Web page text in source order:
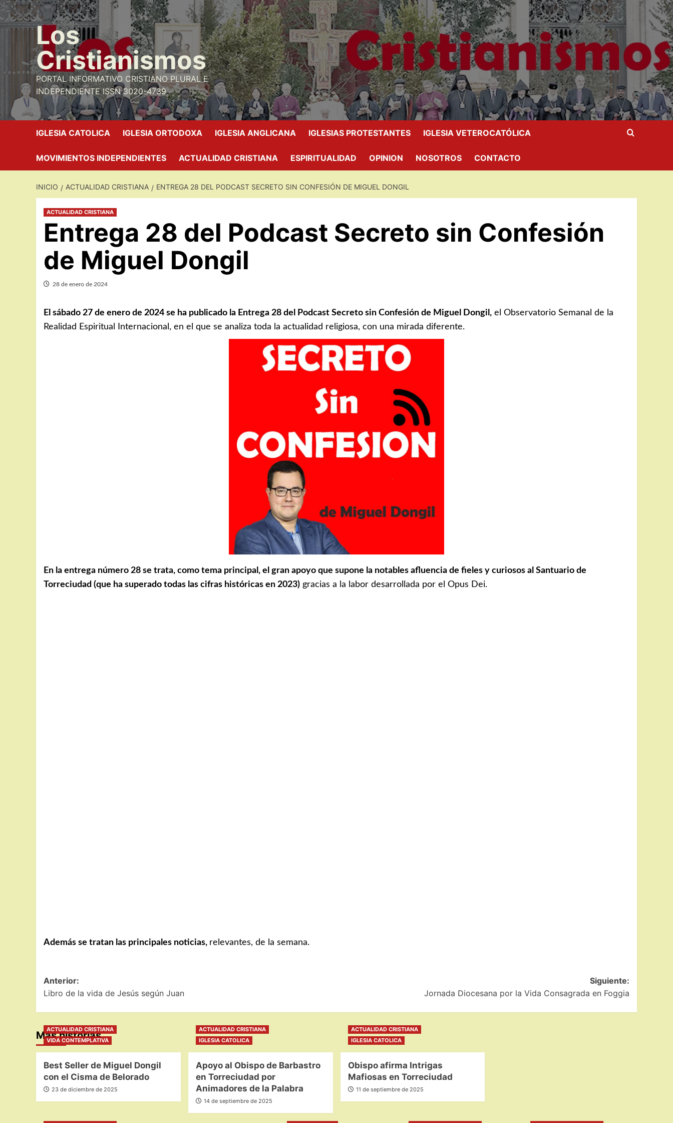
Saltar
al
contenido Los
Cristianismos
PORTAL INFORMATIVO CRISTIANO PLURAL E
INDEPENDIENTE ISSN 3020-4739
IGLESIA CATOLICA IGLESIA ORTODOXA IGLESIA ANGLICANA IGLESIAS PROTESTANTES IGLESIA VETEROCATÓLICA
MOVIMIENTOS INDEPENDIENTES ACTUALIDAD CRISTIANA ESPIRITUALIDAD OPINION NOSOTROS CONTACTO
INICIO ACTUALIDAD CRISTIANA ENTREGA 28 DEL PODCAST SECRETO SIN CONFESIÓN DE MIGUEL DONGIL
ACTUALIDAD CRISTIANA
Entrega 28 del Podcast Secreto sin Confesión
de Miguel Dongil
28 de enero de 2024
El sábado 27 de enero de 2024 se ha publicado la Entrega 28 del Podcast Secreto sin Confesión de Miguel Dongil, el Observatorio Semanal de la
Realidad Espiritual Internacional, en el que se analiza toda la actualidad religiosa, con una mirada diferente.
En la entrega número 28 se trata, como tema principal, el gran apoyo que supone la notables afluencia de fieles y curiosos al Santuario de
Torreciudad (que ha superado todas las cifras históricas en 2023) gracias a la labor desarrollada por el Opus Dei.
Además se tratan las principales noticias, relevantes, de la semana.
Navegación
de
entradas
Anterior:
Libro de la vida de Jesús según Juan
Siguiente:
Jornada Diocesana por la Vida Consagrada en Foggia
Más historias
ACTUALIDAD CRISTIANA
VIDA CONTEMPLATIVA
Best Seller de Miguel Dongil
con el Cisma de Belorado
23 de diciembre de 2025
ACTUALIDAD CRISTIANA
IGLESIA CATOLICA
Apoyo al Obispo de Barbastro
en Torreciudad por
Animadores de la Palabra
14 de septiembre de 2025
ACTUALIDAD CRISTIANA
IGLESIA CATOLICA
Obispo afirma Intrigas
Mafiosas en Torreciudad
11 de septiembre de 2025